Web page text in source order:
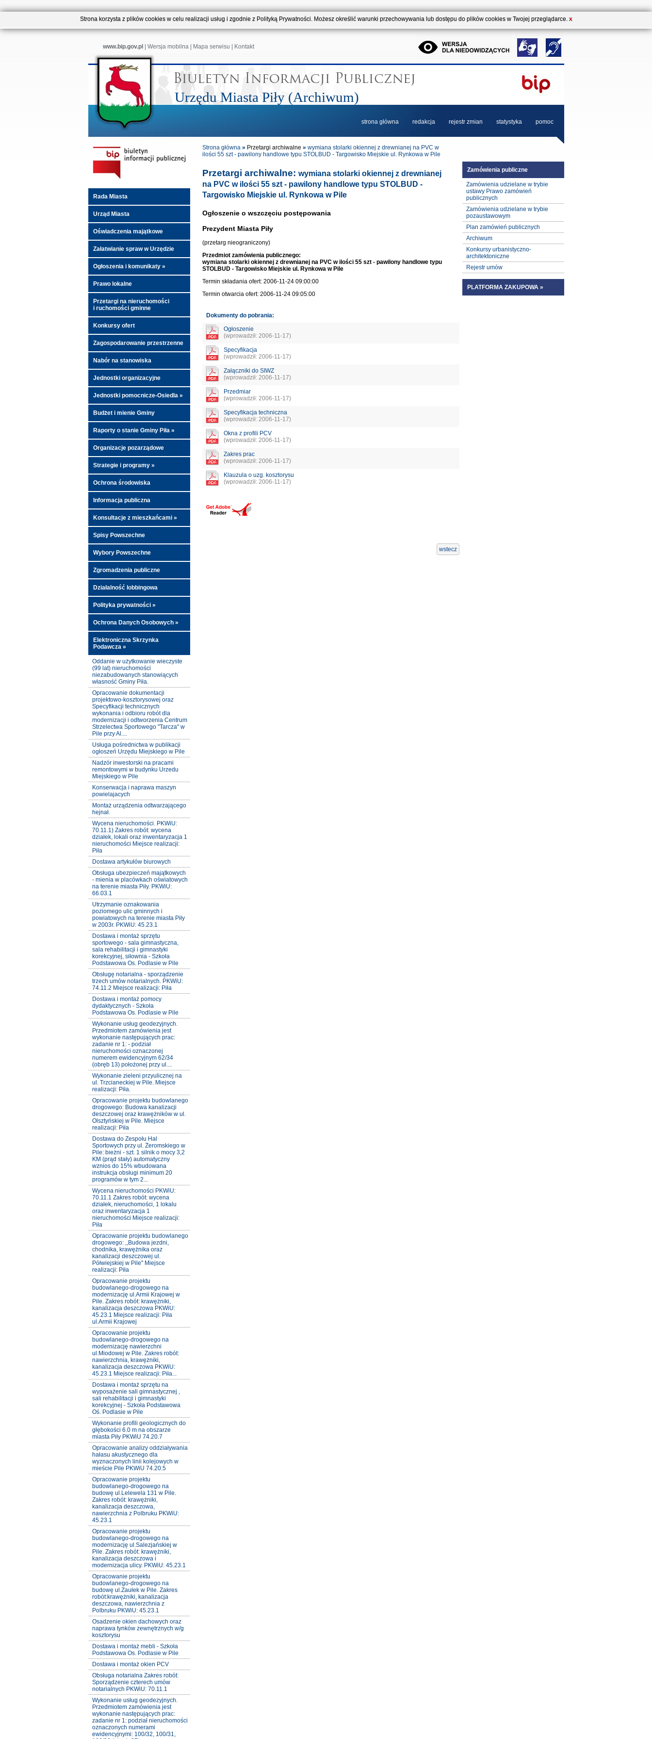
Strona korzysta z plików cookies w celu realizacji usług i zgodnie z Polityką Prywatności. Możesz określić warunki przechowywania lub dostępu do plików cookies w Twojej przeglądarce. X
www.bip.gov.pl Wersja mobilna| Mapa serwisu Kontakt
Urzędu Miasta Piły (Archiwum)
strona główna redakcja rejestr zmian statystyka pomoc
Rada Miasta
Urząd Miasta
Oświadczenia majątkowe
Załatwianie spraw w Urzędzie
Ogłoszenia i komunikaty »
Prawo lokalne
Przetargi na nieruchomości
i ruchomości gminne
Konkursy ofert
Zagospodarowanie przestrzenne
Nabór na stanowiska
Jednostki organizacyjne
Jednostki pomocnicze-Osiedla »
Budżet i mienie Gminy
Raporty o stanie Gminy Piła »
Organizacje pozarządowe
Strategie i programy »
Ochrona środowiska
Informacja publiczna
Konsultacje z mieszkańcami »
Spisy Powszechne
Wybory Powszechne
Zgromadzenia publiczne
Działalność lobbingowa
Polityka prywatności »
Ochrona Danych Osobowych »
Elektroniczna Skrzynka
Podawcza »
Oddanie w użytkowanie wieczyste
(99 lat) nieruchomości
niezabudowanych stanowiących
własność Gminy Piła.
Opracowanie dokumentacji
projektowo-kosztorysowej oraz
Specyfikacji technicznych
wykonania i odbioru robót dla
modernizacji i odtworzenia Centrum
Strzelectwa Sportowego "Tarcza" w
Pile przy Al....
Usługa pośrednictwa w publikacji
ogłoszeń Urzędu Miejskiego w Pile
Nadzór inwestorski na pracami
remontowymi w budynku Urzedu
Miejskiego w Pile
Konserwacja i naprawa maszyn
powielajacych
Montaż urządzenia odtwarzającego
hejnał.
Wycena nieruchomości. PKWiU:
70.11.1) Zakres robót: wycena
działek, lokali oraz inwentaryzacja 1
nieruchomości Miejsce realizacji:
Piła
Dostawa artykułów biurowych
Obsługa ubezpieczeń majątkowych
- mienia w placówkach oświatowych
na terenie miasta Piły. PKWiU:
66.03.1
Utrzymanie oznakowania
poziomego ulic gminnych i
powiatowych na terenie miasta Piły
w 2003r. PKWiU: 45.23.1
Dostawa i montaż sprzętu
sportowego - sala gimnastyczna,
sala rehabilitacji i gimnastyki
korekcyjnej, siłownia - Szkoła
Podstawowa Os. Podlasie w Pile
Obsługę notarialna - sporządzenie
trzech umów notarialnych. PKWiU:
74.11.2 Miejsce realizacji: Piła
Dostawa i montaż pomocy
dydaktycznych - Szkoła
Podstawowa Os. Podlasie w Pile
Wykonanie usług geodezyjnych.
Przedmiotem zamówienia jest
wykonanie następujących prac:
zadanie nr 1: - podział
nieruchomości oznaczonej
numerem ewidencyjnym 62/34
(obręb 13) położonej przy ul....
Wykonanie zieleni przyulicznej na
ul. Trzcianeckiej w Pile. Miejsce
realizacji: Piła.
Opracowanie projektu budowlanego
drogowego: Budowa kanalizacji
deszczowej oraz krawężników w ul.
Olsztyńskiej w Pile. Miejsce
realizacji: Piła
Dostawa do Zespołu Hal
Sportowych przy ul. Żeromskiego w
Pile: bieżni - szt. 1 silnik o mocy 3,2
KM (prąd stały) automatyczny
wznios do 15% wbudowana
instrukcja obsługi minimum 20
programów w tym 2...
Wycena nieruchomości PKWiU:
70.11.1 Zakres robót: wycena
działek, nieruchomości, 1 lokalu
oraz inwentaryzacja 1
nieruchomości Miejsce realizacji:
Piła
Opracowanie projektu budowlanego
drogowego: ,,Budowa jezdni,
chodnika, krawężnika oraz
kanalizacji deszczowej ul.
Półwiejskiej w Pile" Miejsce
realizacji: Piła
Opracowanie projektu
budowlanego-drogowego na
modernizację ul.Armii Krajowej w
Pile. Zakres robót: krawężniki,
kanalizacja deszczowa PKWiU:
45.23.1 Miejsce realizacji: Piła
ul.Armii Krajowej
Opracowanie projektu
budowlanego-drogowego na
modernizację nawierzchni
ul.Miodowej w Pile. Zakres robót:
nawierzchnia, krawężniki,
kanalizacja deszczowa PKWiU:
45.23.1 Miejsce realizacji: Piła...
Dostawa i montaż sprzętu na
wyposażenie sali gimnastycznej ,
sali rehabilitacji i gimnastyki
korekcyjnej - Szkoła Podstawowa
Oś. Podlasie w Pile
Wykonanie profili geologicznych do
głębokości 6.0 m na obszarze
miasta Piły PKWiU 74.20.7
Opracowanie analizy oddziaływania
hałasu akustycznego dla
wyznaczonych linii kolejowych w
mieście Pile PKWiU 74.20.5
Opracowanie projektu
budowlanego-drogowego na
budowę ul.Lelewela 131 w Pile.
Zakres robót: krawężniki,
kanalizacja deszczowa,
nawierzchnia z Polbruku PKWiU:
45.23.1
Opracowanie projektu
budowlanego-drogowego na
modernizację ul.Salezjańskiej w
Pile. Zakres robót: krawężniki,
kanalizacja deszczowa i
modernizacja ulicy. PKWiU: 45.23.1
Opracowanie projektu
budowlanego-drogowego na
budowę ul.Zaułek w Pile. Zakres
robót:krawężniki, kanalizacja
deszczowa, nawierzchnia z
Polbruku PKWiU: 45.23.1
Osadzenie okien dachowych oraz
naprawa tynków zewnętrznych w/g
kosztorysu
Dostawa i montaż mebli - Szkoła
Podstawowa Os. Podlasie w Pile
Dostawa i montaż okien PCV
Obsługa notarialna Zakres robót:
Sporządzenie czterech umów
notarialnych PKWiU: 70.11.1
Wykonanie usług geodezyjnych.
Przedmiotem zamówienia jest
wykonanie następujących prac:
zadanie nr 1: podział nieruchomości
oznaczonych numerami
ewidencyjnymi: 100/32, 100/31,
Strona główna » Przetargi archiwalne » wymiana stolarki okiennej z drewnianej na PVC w
ilości 55 szt - pawilony handlowe typu STOLBUD - Targowisko Miejskie ul. Rynkowa w Pile
Przetargi archiwalne: wymiana stolarki okiennej z drewnianej
na PVC w ilości 55 szt - pawilony handlowe typu STOLBUD -
Targowisko Miejskie ul. Rynkowa w Pile
Ogłoszenie o wszczęciu postępowania
Prezydent Miasta Piły
(przetarg nieograniczony)
Przedmiot zamówienia publicznego:
wymiana stolarki okiennej z drewnianej na PVC w ilości 55 szt - pawilony handlowe typu
STOLBUD - Targowisko Miejskie ul. Rynkowa w Pile
Termin składania ofert: 2006-11-24 09:00:00
Termin otwarcia ofert: 2006-11-24 09:05:00
Dokumenty do pobrania:
Ogłoszenie
(wprowadził: 2006-11-17)
Specyfikacja
(wprowadził: 2006-11-17)
Załączniki do SIWZ
(wprowadził: 2006-11-17)
Przedmiar
(wprowadził: 2006-11-17)
Specyfikacja techniczna
(wprowadził: 2006-11-17)
Okna z profili PCV
(wprowadził: 2006-11-17)
Zakres prac
(wprowadził: 2006-11-17)
Klauzula o uzg. kosztorysu
(wprowadził: 2006-11-17)
wstecz
Zamówienia publiczne
Zamówienia udzielane w trybie
ustawy Prawo zamówień
publicznych
Zamówienia udzielane w trybie
pozaustawowym
Plan zamówień publicznych
Archiwum
Konkursy urbanistyczno-
architektoniczne
Rejestr umów
PLATFORMA ZAKUPOWA »